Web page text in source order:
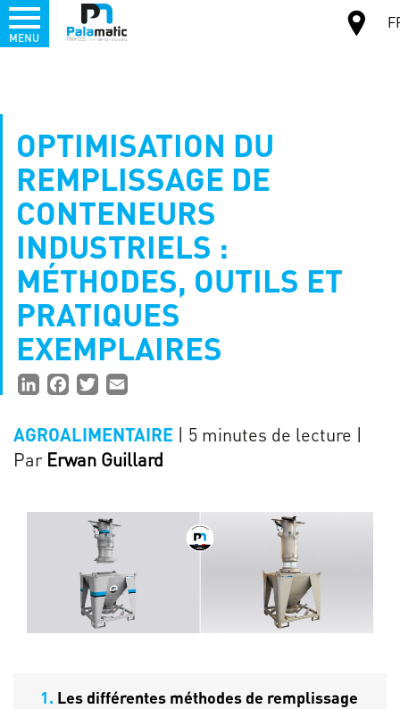
principal
Menu
MENU
OPTIMISATION DU
REMPLISSAGE DE
CONTENEURS
INDUSTRIELS :
MÉTHODES, OUTILS ET
PRATIQUES
EXEMPLAIRES
Partager
page
LinkedInFacebook
Twitter
AGROALIMENTAIRE | 5 minutes de lecture |
Par Erwan Guillard
1. Les différentes méthodes de remplissage